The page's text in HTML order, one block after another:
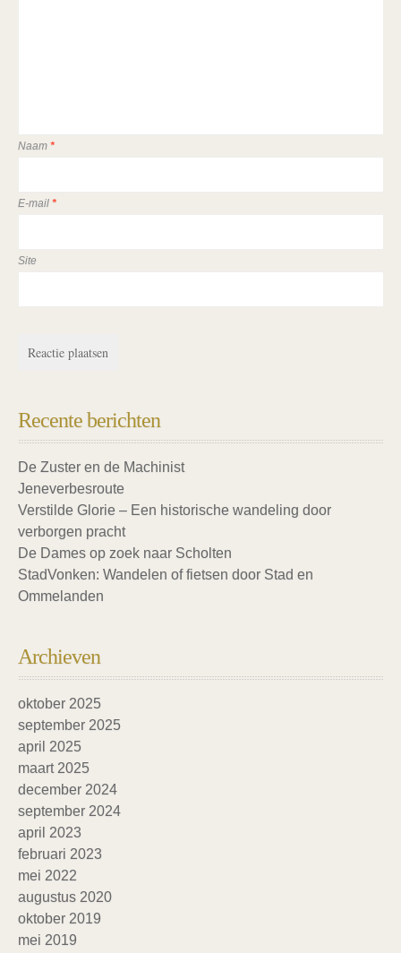
Naam *
E-mail *
Site
Recente berichten
De Zuster en de Machinist
Jeneverbesroute
Verstilde Glorie – Een historische wandeling door
verborgen pracht
De Dames op zoek naar Scholten
StadVonken: Wandelen of fietsen door Stad en
Ommelanden
Archieven
oktober 2025
september 2025
april 2025
maart 2025
december 2024
september 2024
april 2023
februari 2023
mei 2022
augustus 2020
oktober 2019
mei 2019